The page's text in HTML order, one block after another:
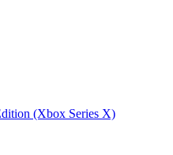
(Xbox Series X)